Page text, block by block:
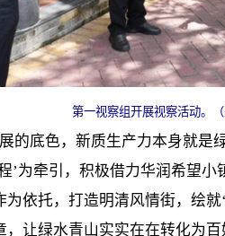
第一视察组开展视察活动。（
的底色，新质生产力本身就是
’为牵引，积极借力华润希望
依托，打造明清风情街，绘
，让绿水青山实实在在转化为